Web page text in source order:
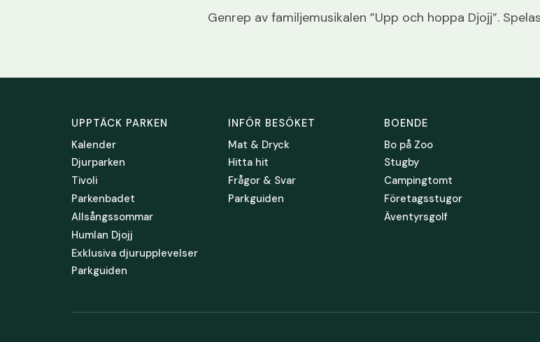
Genrep av familjemusikalen ”Upp och hoppa Djojj”.
UPPTÄCK PARKEN
Kalender
Djurparken
Tivoli
Parkenbadet
Allsångssommar
Humlan Djojj
Exklusiva djurupplevelser
Parkguiden
INFÖR BESÖKET
Mat & Dryck
Hitta hit
Frågor & Svar
Parkguiden
BOENDE
Bo på Zoo
Stugby
Campingtomt
Företagsstugor
Äventyrsgolf